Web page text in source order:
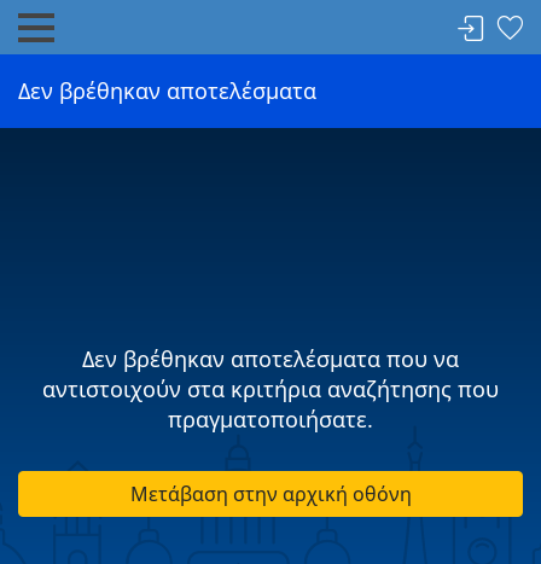
Δεν βρέθηκαν αποτελέσματα
Δεν βρέθηκαν αποτελέσματα που να
αντιστοιχούν στα κριτήρια αναζήτησης που
πραγματοποιήσατε.
Μετάβαση στην αρχική οθόνη